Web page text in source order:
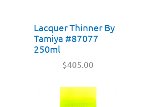
Lacquer Thinner By
Tamiya #87077
250ml
$405.00